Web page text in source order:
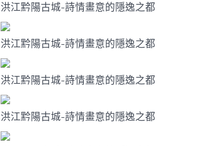
洪江黔陽古城-詩情畫意的隱逸之都
洪江黔陽古城-詩情畫意的隱逸之都
洪江黔陽古城-詩情畫意的隱逸之都
洪江黔陽古城-詩情畫意的隱逸之都